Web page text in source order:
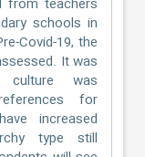
from teachers
schools in
Covid-19, the
It was
culture was
for
increased
type still